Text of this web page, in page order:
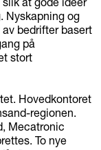
Nyskapning og
bedrifter basert
på
stort
Hovedkontoret
regionen.
Mecatronic
To nye